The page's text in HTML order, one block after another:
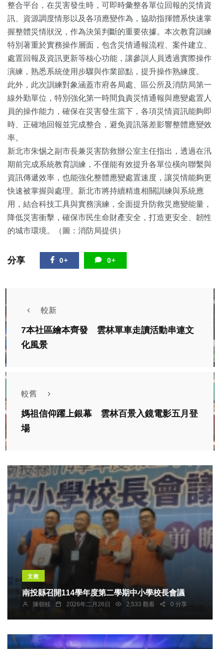
整合平台，在災害發生時，可即時彙整各單位回報的災情資
訊、資源調度情形以及各項應變作為，協助指揮體系快速掌
握整體災情狀況，作為決策判斷的重要依據。本次教育訓練
特別著重於實務操作層面，包含災情通報流程、案件建立、
處置回報及資訊更新等核心功能，讓參訓人員透過實際操作
演練，熟悉系統使用步驟與作業節點，提升操作熟練度。
此外，此次訓練對象涵蓋市府各局處、區公所及消防局第一
線外勤單位，特別強化第一時間負責災情通報與應變處置人
員的操作能力，確保在災害發生當下，各項災情資訊能夠即
時、正確地回報並完成整合，避免資訊落差影響整體應變效
率。
新北市朱惕之副市長兼災害防救辦公室主任指出，透過在汛
期前完成系統教育訓練，不僅能有效提升各單位橫向聯繫與
資訊傳遞效率，也能強化整體應變處置速度，讓災情能夠更
快速被掌握與處理。新北市將持續精進相關訓練與系統應
用，結合科技工具與實務演練，全面提升防救災應變能量，
降低災害衝擊，確保市民生命財產安全，打造更安全、韌性
的城市環境。（圖：消防局提供）
分享 0+ 0+
較新
7本社區繪本齊發 雲林單車走讀活動串連文
化風景
較舊
媽祖信仰躍上銀幕 雲林百景入鏡電影五月登
場
文教
南投縣召開114學年度第二學期中小學校長會議
陳朝枝 2026年二月26日 2,533 觀看 0 分享